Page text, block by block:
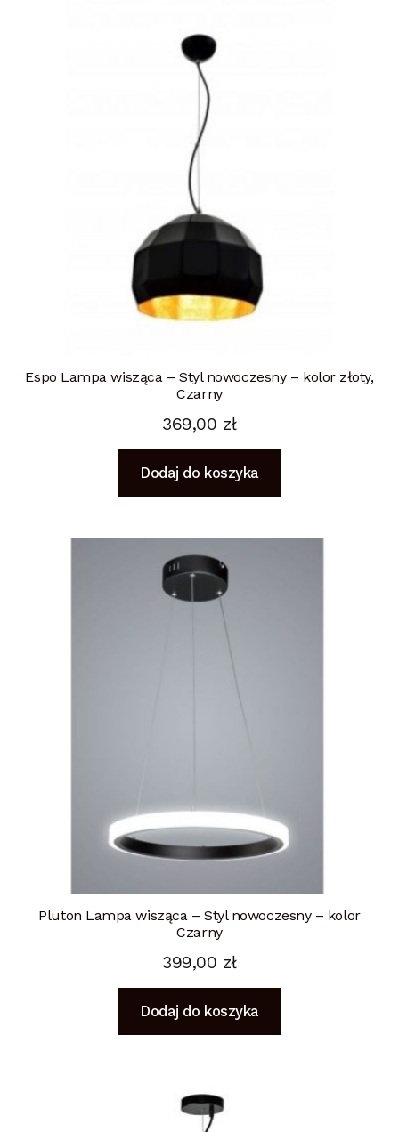
Espo Lampa wisząca – Styl nowoczesny – kolor złoty,
Czarny
369,00 zł
Dodaj do koszyka
Pluton Lampa wisząca – Styl nowoczesny – kolor
Czarny
399,00 zł
Dodaj do koszyka